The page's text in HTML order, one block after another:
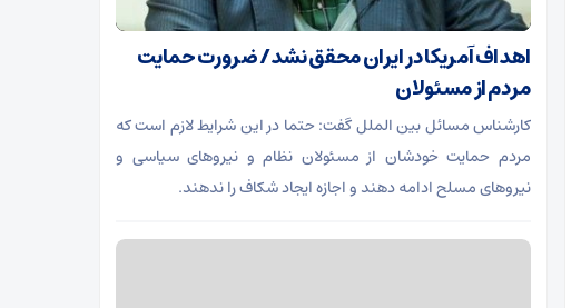
اهداف آمریکا در ایران محقق نشد/ ضرورت حمایت
مردم از مسئولان
کارشناس مسائل بین الملل گفت: حتما در این شرایط لازم است که
مردم حمایت خودشان از مسئولان نظام و نیروهای سیاسی و
نیروهای مسلح ادامه دهند و اجازه ایجاد شکاف را ندهند.